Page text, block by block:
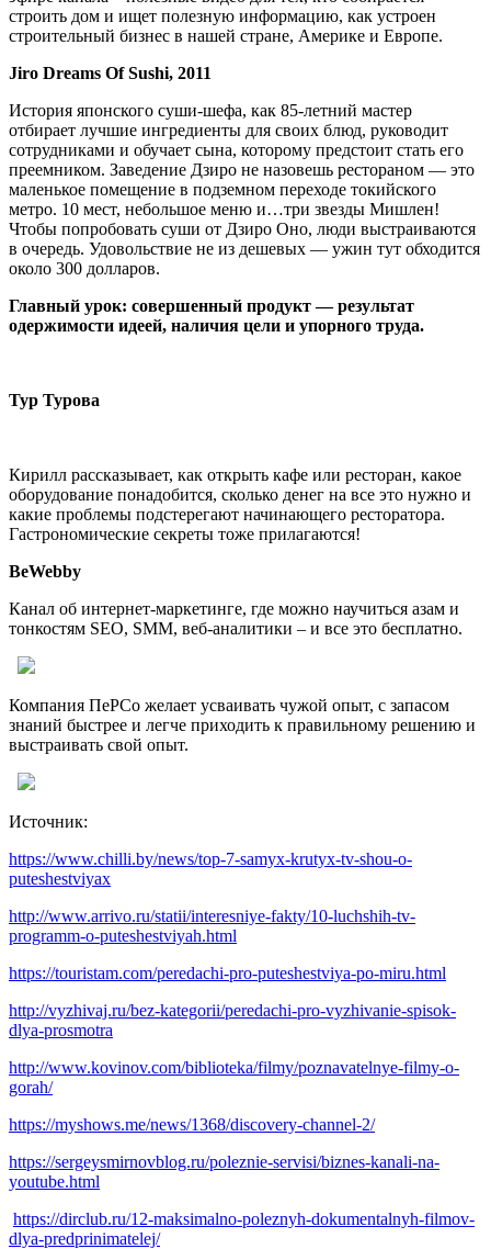
строить дом и ищет полезную информацию, как устроен
строительный бизнес в нашей стране, Америке и Европе.
Jiro Dreams Of Sushi, 2011
История японского суши-шефа, как 85-летний мастер
отбирает лучшие ингредиенты для своих блюд, руководит
сотрудниками и обучает сына, которому предстоит стать его
преемником. Заведение Дзиро не назовешь рестораном — это
маленькое помещение в подземном переходе токийского
метро. 10 мест, небольшое меню и…три звезды Мишлен!
Чтобы попробовать суши от Дзиро Оно, люди выстраиваются
в очередь. Удовольствие не из дешевых — ужин тут обходится
около 300 долларов.
Главный урок: совершенный продукт — результат
одержимости идеей, наличия цели и упорного труда.
Тур Турова
Кирилл рассказывает, как открыть кафе или ресторан, какое
оборудование понадобится, сколько денег на все это нужно и
какие проблемы подстерегают начинающего ресторатора.
Гастрономические секреты тоже прилагаются!
BeWebby
Канал об интернет-маркетинге, где можно научиться азам и
тонкостям SEO, SMM, веб-аналитики – и все это бесплатно.
Компания ПеРСо желает усваивать чужой опыт, с запасом
знаний быстрее и легче приходить к правильному решению и
выстраивать свой опыт.
Источник:
https://www.chilli.by/news/top-7-samyx-krutyx-tv-shou-o-
puteshestviyax
http://www.arrivo.ru/statii/interesniye-fakty/10-luchshih-tv-
programm-o-puteshestviyah.html
https://touristam.com/peredachi-pro-puteshestviya-po-miru.html
http://vyzhivaj.ru/bez-kategorii/peredachi-pro-vyzhivanie-spisok-
dlya-prosmotra
http://www.kovinov.com/biblioteka/filmy/poznavatelnye-filmy-o-
gorah/
https://myshows.me/news/1368/discovery-channel-2/
https://sergeysmirnovblog.ru/poleznie-servisi/biznes-kanali-na-
youtube.html
https://dirclub.ru/12-maksimalno-poleznyh-dokumentalnyh-filmov-
dlya-predprinimatelej/